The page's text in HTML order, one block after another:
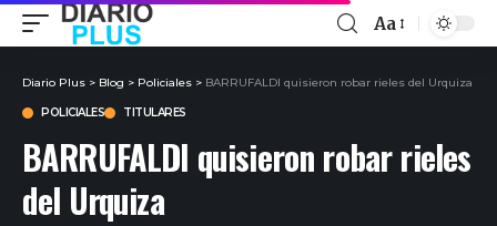
Aa
Diario Plus > Blog > Policiales > BARRUFALDI quisieron robar rieles del Urquiza
POLICIALES TITULARES
BARRUFALDI quisieron robar rieles
del Urquiza